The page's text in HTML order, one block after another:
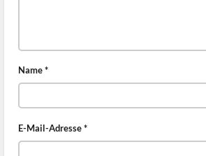
Name*
E-Mail-Adresse*